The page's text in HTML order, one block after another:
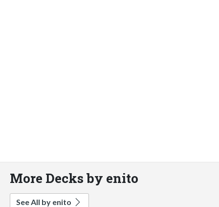
More Decks by enito
See All by enito